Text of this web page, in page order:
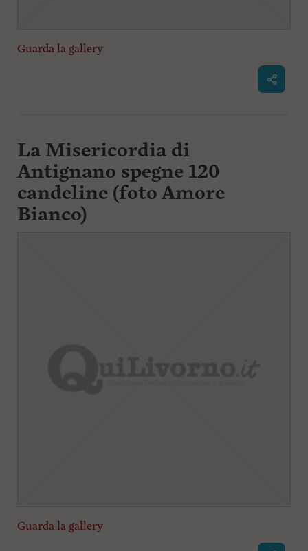
Guarda la gallery
La Misericordia di
Antignano spegne 120
candeline (foto Amore
Bianco)
Guarda la gallery